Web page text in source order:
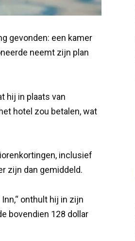
gevonden: een kamer
neemt zijn plan
hij in plaats van
hotel zou betalen, wat
inclusief
zijn dan gemiddeld.
onthult hij in zijn
bovendien 128 dollar